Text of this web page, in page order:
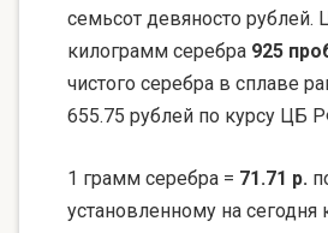
семьсот девяносто рублей.
килограмм серебра 925
чистого серебра в сплаве
655.75 рублей по курсу ЦБ
1 грамм серебра = 71.71 р.
установленному на сегодня